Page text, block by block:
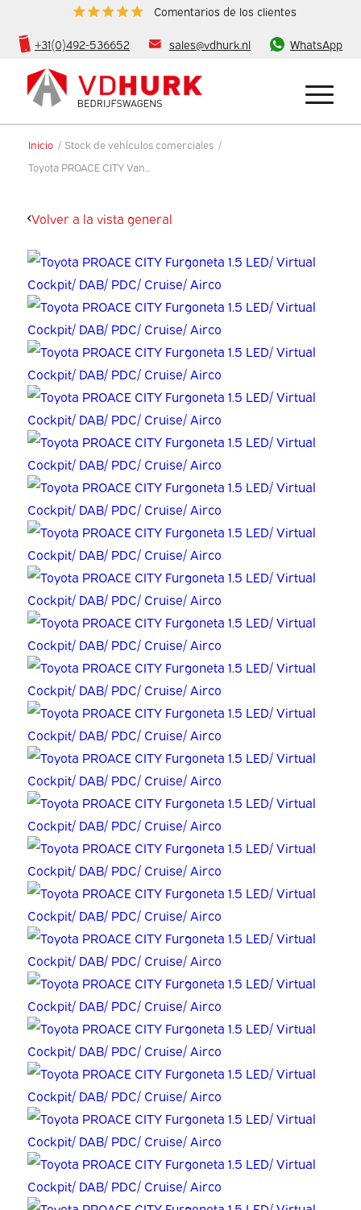
Comentarios de los clientes
+31(0)492-536652 sales@vdhurk.nl WhatsApp
Inicio / Stock de vehículos comerciales /
Toyota PROACE CITY Van...
Volver a la vista general